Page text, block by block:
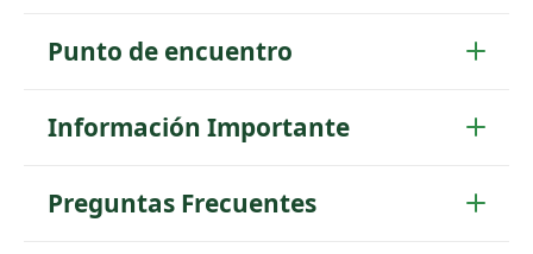
Punto de encuentro
Información Importante
Preguntas Frecuentes